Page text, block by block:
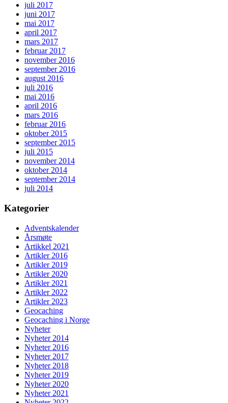
juli 2017
juni 2017
mai 2017
april 2017
mars 2017
februar 2017
november 2016
september 2016
august 2016
juli 2016
mai 2016
april 2016
mars 2016
februar 2016
oktober 2015
september 2015
juli 2015
november 2014
oktober 2014
september 2014
juli 2014
Kategorier
Adventskalender
Årsmøte
Artikkel 2021
Artikler 2016
Artikler 2019
Artikler 2020
Artikler 2021
Artikler 2022
Artikler 2023
Geocaching
Geocaching i Norge
Nyheter
Nyheter 2014
Nyheter 2016
Nyheter 2017
Nyheter 2018
Nyheter 2019
Nyheter 2020
Nyheter 2021